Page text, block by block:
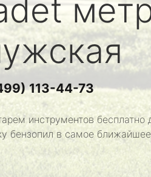
113-44-73
инструментов бесплатно
бензопил в самое